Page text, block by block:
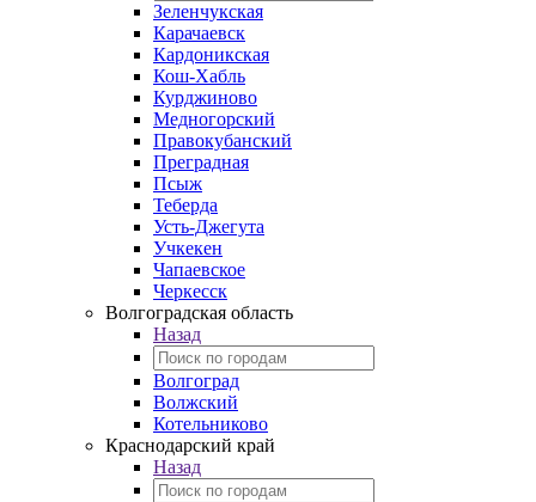
Зеленчукская
Карачаевск
Кардоникская
Кош-Хабль
Курджиново
Медногорский
Правокубанский
Преградная
Псыж
Теберда
Усть-Джегута
Учкекен
Чапаевское
Черкесск
Волгоградская область
Назад
Волгоград
Волжский
Котельниково
Краснодарский край
Назад